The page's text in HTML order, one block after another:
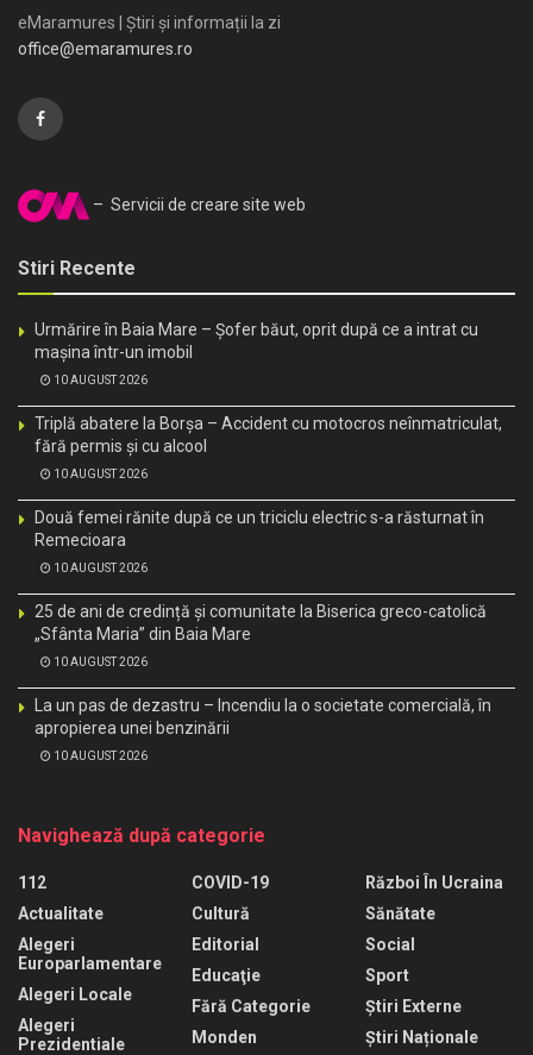
eMaramures | Știri și informații la zi
office@emaramures.ro
– Servicii de creare site web
Stiri Recente
Urmărire în Baia Mare – Șofer băut, oprit după ce a intrat cu
mașina într-un imobil
10 AUGUST 2026
Triplă abatere la Borșa – Accident cu motocros neînmatriculat,
fără permis și cu alcool
10 AUGUST 2026
Două femei rănite după ce un triciclu electric s-a răsturnat în
Remecioara
10 AUGUST 2026
25 de ani de credință și comunitate la Biserica greco-catolică
„Sfânta Maria” din Baia Mare
10 AUGUST 2026
La un pas de dezastru – Incendiu la o societate comercială, în
apropierea unei benzinării
10 AUGUST 2026
Navighează după categorie
112
Actualitate
Alegeri
Europarlamentare
Alegeri Locale
Alegeri
Prezidentiale
COVID-19
Cultură
Editorial
Educaţie
Fără Categorie
Monden
Război În Ucraina
Sănătate
Social
Sport
Știri Externe
Știri Naționale